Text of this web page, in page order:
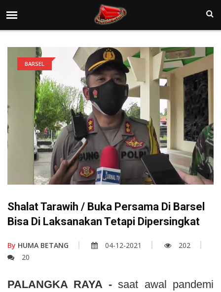
BARSEL
Shalat Tarawih / Buka Persama Di Barsel
Bisa Di Laksanakan Tetapi Dipersingkat
By HUMA BETANG 04-12-2021
202
20
PALANGKA RAYA -saat awal pandemi